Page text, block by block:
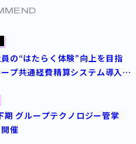
の“はたらく体験”向上を目指
プ共通経費精算システム導入プ
期 グループテクノロジー管掌
催